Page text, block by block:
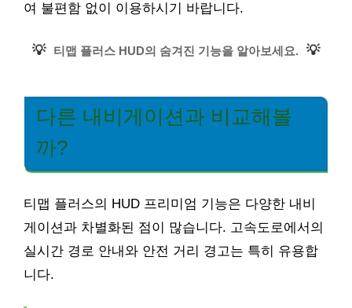
여 불편함 없이 이용하시기 바랍니다.
💡 티맵 플러스 HUD의 숨겨진 기능을 알아보세요. 💡
다른 내비게이션과 비교해볼
까?
티맵 플러스의 HUD 프리미엄 기능은 다양한 내비
게이션과 차별화된 점이 많습니다. 고속도로에서의
실시간 경로 안내와 안전 거리 경고는 특히 유용합
니다.